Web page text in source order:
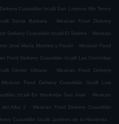
Cuautitlán Izcalli San Lorenzo Rio Tenco
Santa Barbara . Mexican Food Delivery
Delivery Cuautitlán Izcalli El Sabino . Mexican
José María Morelos y Pavón . Mexican Food
Food Delivery Cuautitlán Izcalli Las Conchitas
Centro Urbano . Mexican Food Delivery
Mexican Food Delivery Cuautitlán Izcalli Luis
Izcalli Ex Hacienda San Jose . Mexican
del Alba 2 . Mexican Food Delivery Cuautitlán
Cuautitlán Izcalli Jardines de la Hacienda .